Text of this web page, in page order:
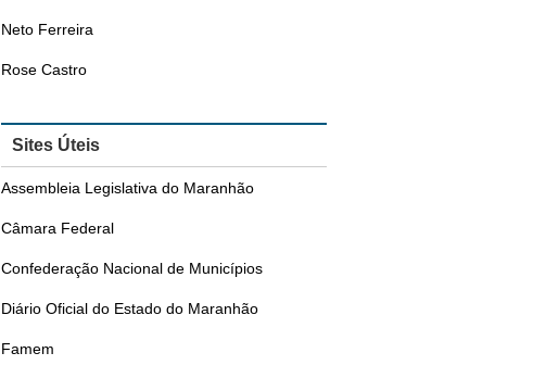
Neto Ferreira
Rose Castro
Sites Úteis
Assembleia Legislativa do Maranhão
Câmara Federal
Confederação Nacional de Municípios
Diário Oficial do Estado do Maranhão
Famem